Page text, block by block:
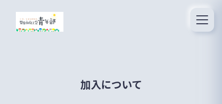
加入について